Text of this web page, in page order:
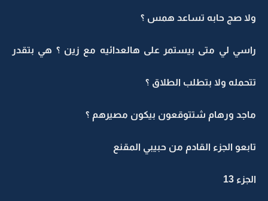
ولا صج حابه تساعد همس ؟
راسي لي متى بيستمر على هالعدائيه مع زين ؟ هي بتقدر
تتحمله ولا بتطلب الطلاق ؟
ماجد ورهام شتتوقعون بيكون مصيرهم ؟
تابعو الجزء القادم من حبيبي المقنع
الجزء 13